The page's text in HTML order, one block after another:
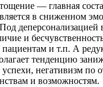
— главная
в сниженном
деперсонализацией
и
пациентам и т.п. А
тенденцию
негативизм по
и возможностям.